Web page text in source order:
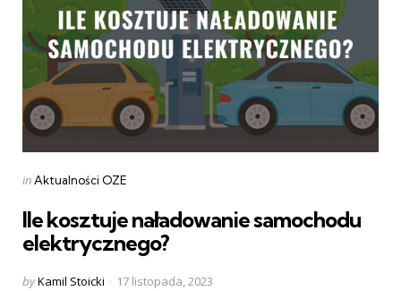
Categories
Posted
inAktualności OZE
Ile kosztuje naładowanie samochodu
elektrycznego?
Posted
byKamil Stoicki 17 listopada, 2023